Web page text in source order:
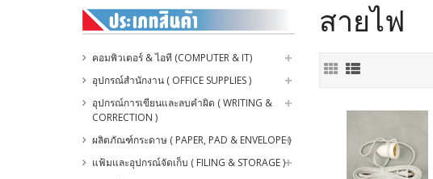
คอมพิวเตอร์ & ไอที (COMPUTER & IT)
อุปกรณ์สำนักงาน ( OFFICE SUPPLIES )
อุปกรณ์การเขียนและลบคำผิด ( WRITING &
CORRECTION )
ผลิตภัณฑ์กระดาษ ( PAPER, PAD & ENVELOPE )
แฟ้มและอุปกรณ์จัดเก็บ ( FILING & STORAGE )
สายไฟ